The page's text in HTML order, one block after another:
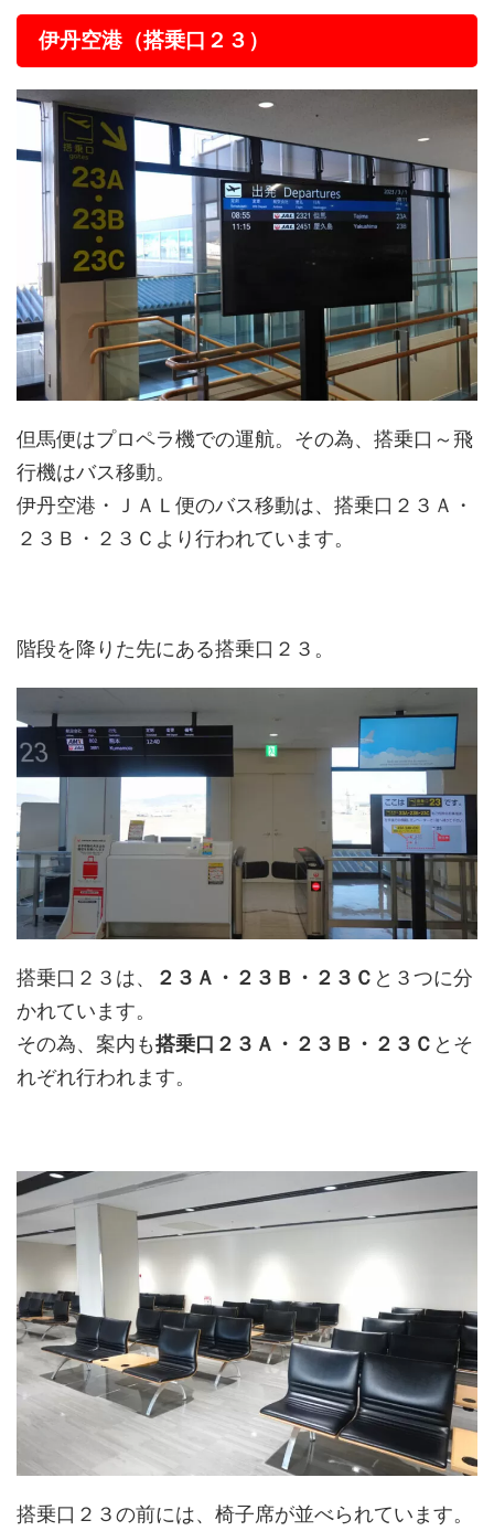
伊丹空港（搭乗口２３）
但馬便はプロペラ機での運航。その為、搭乗口～飛
行機はバス移動。
伊丹空港・ＪＡＬ便のバス移動は、搭乗口２３Ａ・
２３Ｂ・２３Ｃより行われています。
階段を降りた先にある搭乗口２３。
搭乗口２３は、 ２３Ａ・２３Ｂ・２３Ｃ と３つに分
かれています。
その為、案内も搭乗口２３Ａ・２３Ｂ・２３Ｃ とそ
れぞれ行われます。
搭乗口２３の前には、椅子席が並べられています。